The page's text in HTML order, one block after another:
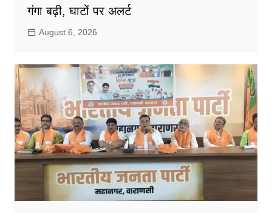
गंगा बढ़ी, घाटों पर अलर्ट
August 6, 2026